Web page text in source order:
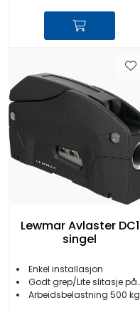
Lewmar Avlaster DC1
singel
Enkel installasjon
Godt grep/Lite slitasje på linen
Arbeidsbelastning 500 kg